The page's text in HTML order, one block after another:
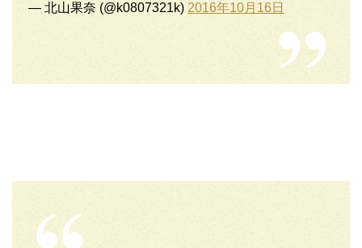
— 北山果奈 (@k0807321k) 2016年10月16日